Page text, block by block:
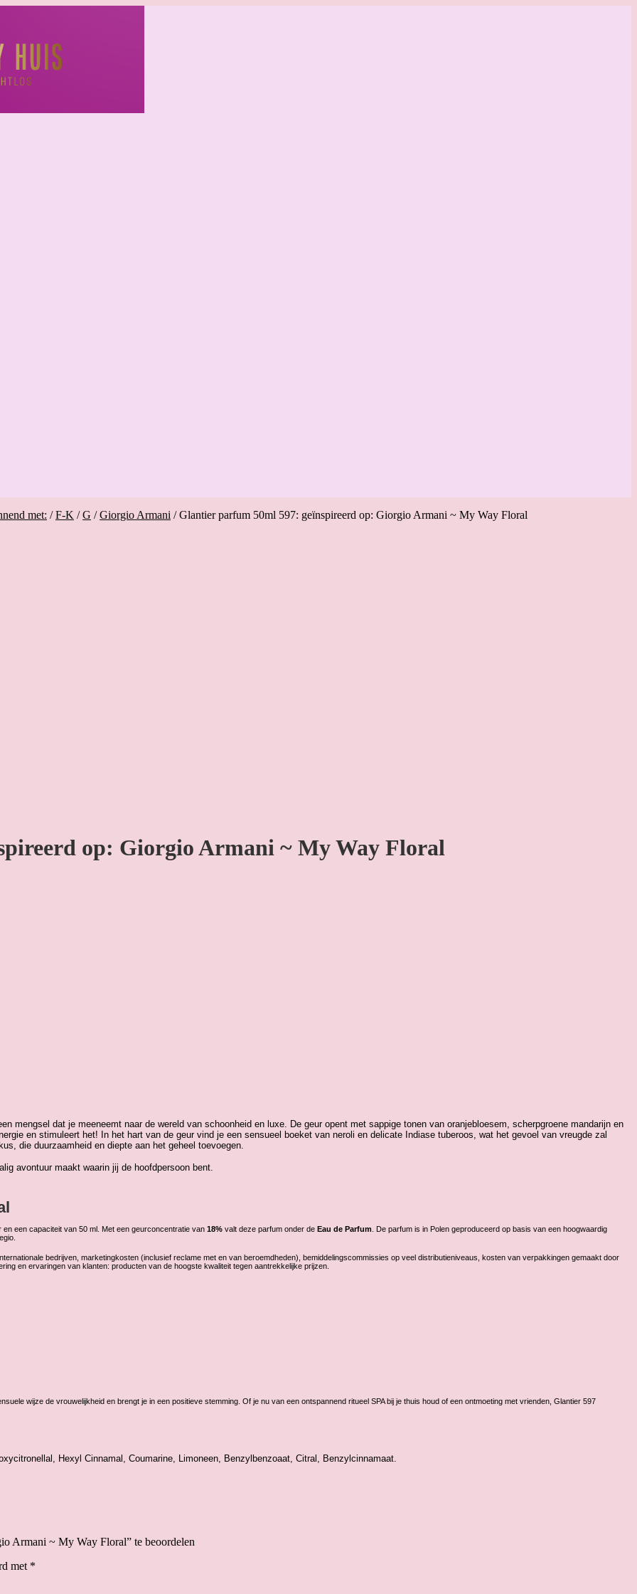
met: /F-K /G /Giorgio Armani /Glantier parfum 50ml 597: geïnspireerd op: Giorgio Armani ~ My Way Floral
op: Giorgio Armani ~ My Way Floral
mengsel dat je meeneemt naar de wereld van schoonheid en luxe. De geur opent met sappige tonen van oranjebloesem, scherpgroene mandarijn en
en stimuleert het! In het hart van de geur vind je een sensueel boeket van neroli en delicate Indiase tuberoos, wat het gevoel van vreugde zal
die duurzaamheid en diepte aan het geheel toevoegen.
avontuur maakt waarin jij de hoofdpersoon bent.
een capaciteit van 50 ml. Met een geurconcentratie van 18% valt deze parfum onder de Eau de Parfum . De parfum is in Polen geproduceerd op basis van een hoogwaardig
bedrijven, marketingkosten (inclusief reclame met en van beroemdheden), bemiddelingscommissies op veel distributieniveaus, kosten van verpakkingen gemaakt door
en ervaringen van klanten: producten van de hoogste kwaliteit tegen aantrekkelijke prijzen.
wijze de vrouwelijkheid en brengt je in een positieve stemming. Of je nu van een ontspannend ritueel SPA bij je thuis houd of een ontmoeting met vrienden, Glantier 597
Hexyl Cinnamal, Coumarine, Limoneen, Benzylbenzoaat, Citral, Benzylcinnamaat.
Armani ~ My Way Floral” te beoordelen
met *